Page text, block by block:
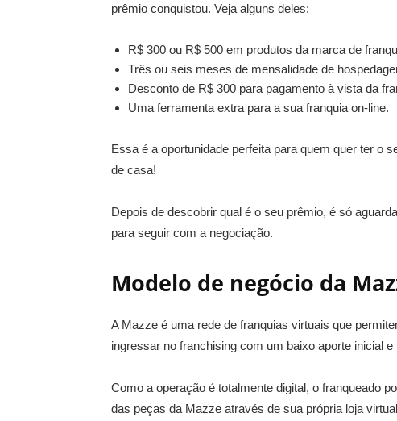
prêmio conquistou. Veja alguns deles:
R$ 300 ou R$ 500 em produtos da marca de
Três ou seis meses de mensalidade de
Desconto de R$ 300 para pagamento à vista da
Uma ferramenta extra para a sua franquia on-line.
Essa é a oportunidade perfeita para quem quer ter o
de casa!
Depois de descobrir qual é o seu prêmio, é só
para seguir com a negociação.
Modelo de negócio da
A Mazze é uma rede de franquias virtuais que
ingressar no franchising com um baixo aporte inicial
Como a operação é totalmente digital, o franqueado
das peças da Mazze através de sua própria loja